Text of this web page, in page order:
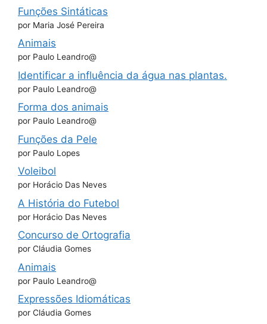
Funções Sintáticas
por Maria José Pereira
Animais
por Paulo Leandro@
Identificar a influência da água nas plantas.
por Paulo Leandro@
Forma dos animais
por Paulo Leandro@
Funções da Pele
por Paulo Lopes
Voleibol
por Horácio Das Neves
A História do Futebol
por Horácio Das Neves
Concurso de Ortografia
por Cláudia Gomes
Animais
por Paulo Leandro@
Expressões Idiomáticas
por Cláudia Gomes